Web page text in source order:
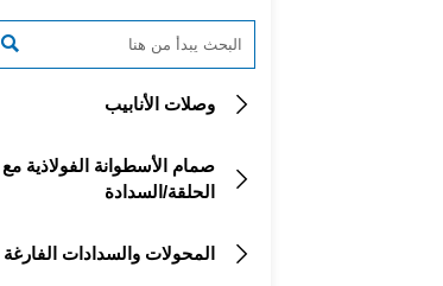

 وصلات الأنابيب

صمام الأسطوانة الفولاذية مع
الحلقة/السدادة
 المحولات والسدادات الفارغة